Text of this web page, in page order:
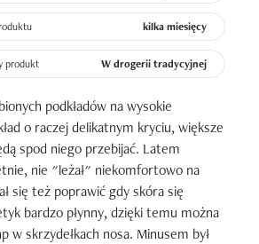
kilka miesięcy
produkt W drogerii tradycyjnej
podkładów na wysokie
o raczej delikatnym kryciu, większe
spod niego przebijać. Latem
nie "leżał" niekomfortowo na
się też poprawić gdy skóra się
bardzo płynny, dzięki temu można
w skrzydełkach nosa. Minusem był